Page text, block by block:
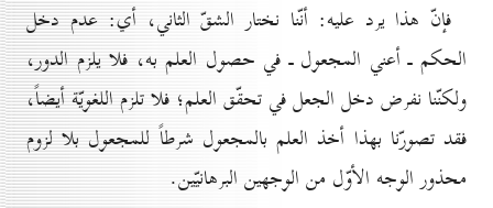
فإنّ هذا يرد عليه: أنّنا نختار الشقّ الثاني، أي: عدم دخل
الحكم ـ أعني المجعول ـ في حصول العلم به، فلا يلزم الدور،
ولكنّنا نفرض دخل الجعل في تحقّق العلم؛ فلا تلزم اللغويّة أيضاً،
فقد تصورّنا بهذا أخذ العلم بالمجعول شرطاً للمجعول بلا لزوم
محذور الوجه الأوّل من الوجهين البرهانيّين.